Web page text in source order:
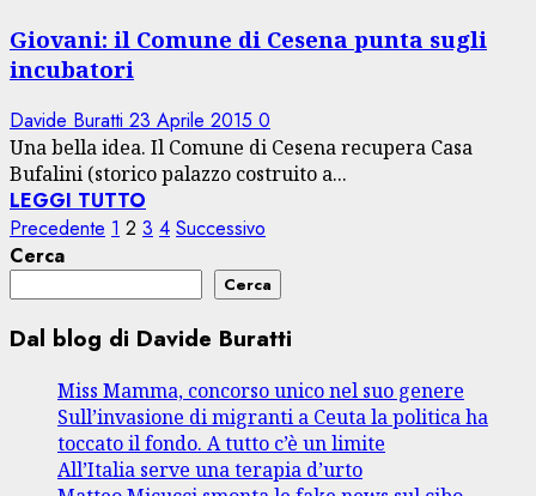
Giovani: il Comune di Cesena punta sugli
incubatori
Davide Buratti 23 Aprile 2015 0
Una bella idea. Il Comune di Cesena recupera Casa
Bufalini (storico palazzo costruito a...
LEGGI TUTTO
Paginazione
degli
articoli
Precedente 1 2 3 4 Successivo
Cerca
Cerca
Dal blog di Davide Buratti
Miss Mamma, concorso unico nel suo genere
Sull’invasione di migranti a Ceuta la politica ha
toccato il fondo. A tutto c’è un limite
All’Italia serve una terapia d’urto